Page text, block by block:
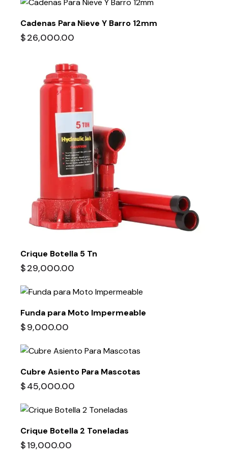
Cadenas Para Nieve Y Barro 12mm
$26,000.00
Crique Botella 5 Tn
$29,000.00
Funda para Moto Impermeable
$9,000.00
Cubre Asiento Para Mascotas
$45,000.00
Crique Botella 2 Toneladas
$19,000.00